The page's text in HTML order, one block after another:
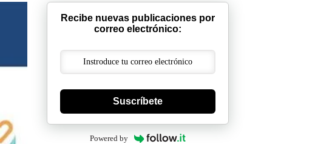
Recibe nuevas publicaciones por
correo electrónico:
Suscríbete
Powered by